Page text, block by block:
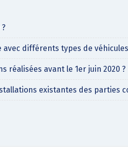
différents types de
réalisées avant le 1er juin 2020 ?
existantes des parties